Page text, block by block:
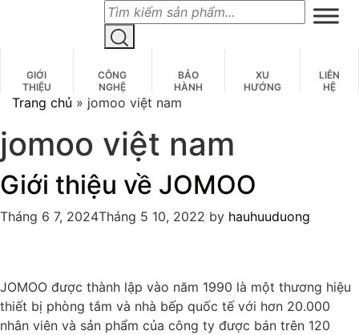
content
GIỚI
THIỆU
CÔNG
NGHỆ
BẢO
HÀNH
XU
HƯỚNG
LIÊN
HỆ
Trang chủ » jomoo việt nam
jomoo việt nam
Giới thiệu về JOMOO
Tháng 6 7, 2024Tháng 5 10, 2022 by hauhuuduong
JOMOO được thành lập vào năm 1990 là một thương hiệu
thiết bị phòng tắm và nhà bếp quốc tế với hơn 20.000
nhân viên và sản phẩm của công ty được bán trên 120